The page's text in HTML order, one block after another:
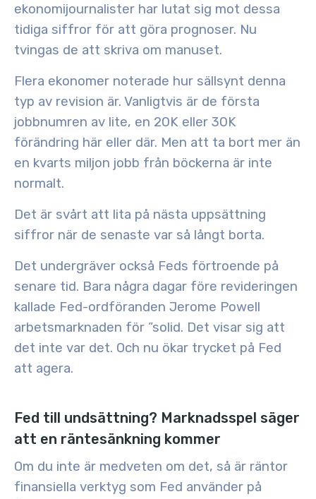
ekonomijournalister har lutat sig mot dessa
tidiga siffror för att göra prognoser. Nu
tvingas de att skriva om manuset.
Flera ekonomer noterade hur sällsynt denna
typ av revision är. Vanligtvis är de första
jobbnumren av lite, en 20K eller 30K
förändring här eller där. Men att ta bort mer än
en kvarts miljon jobb från böckerna är inte
normalt.
Det är svårt att lita på nästa uppsättning
siffror när de senaste var så långt borta.
Det undergräver också Feds förtroende på
senare tid. Bara några dagar före revideringen
kallade Fed-ordföranden Jerome Powell
arbetsmarknaden för ”solid. Det visar sig att
det inte var det. Och nu ökar trycket på Fed
att agera.
Fed till undsättning? Marknadsspel säger
att en räntesänkning kommer
Om du inte är medveten om det, så är räntor
finansiella verktyg som Fed använder på